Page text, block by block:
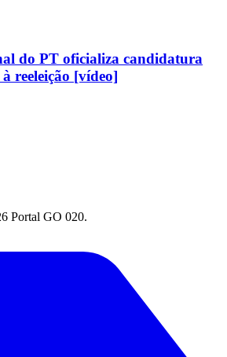
do PT oficializa candidatura
reeleição [vídeo]
Portal GO 020.